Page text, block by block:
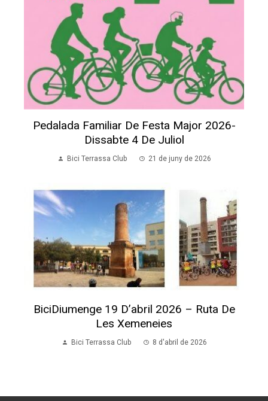
Pedalada Familiar De Festa Major 2026-
Dissabte 4 De Juliol
Bici Terrassa Club 21 de juny de 2026
BiciDiumenge 19 D’abril 2026 – Ruta De
Les Xemeneies
Bici Terrassa Club 8 d'abril de 2026